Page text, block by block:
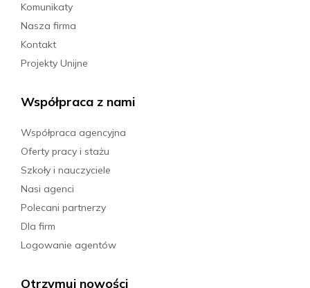
Komunikaty
Nasza firma
Kontakt
Projekty Unijne
Współpraca z nami
Współpraca agencyjna
Oferty pracy i stażu
Szkoły i nauczyciele
Nasi agenci
Polecani partnerzy
Dla firm
Logowanie agentów
Otrzymuj nowości